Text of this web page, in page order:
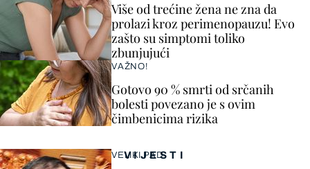
VIJESTI
VELIKI PAD
Više od trećine žena ne zna da
prolazi kroz perimenopauzu! Evo
zašto su simptomi toliko
zbunjujući
VAŽNO!
Gotovo 90 % smrti od srčanih
bolesti povezano je s ovim
čimbenicima rizika